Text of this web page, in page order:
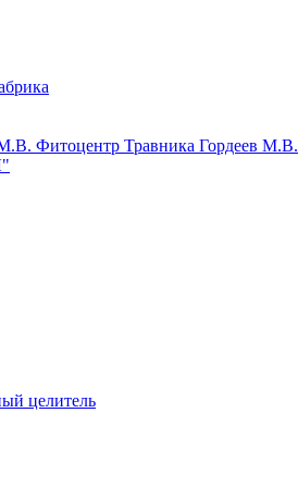
Фитоцентр Травника Гордеев М.В.
целитель